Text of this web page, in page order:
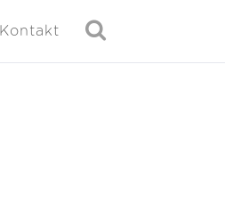
Kontakt